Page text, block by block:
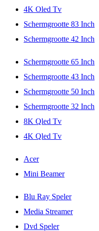
4K Oled Tv
Schermgrootte 83 Inch
Schermgrootte 42 Inch
Schermgrootte 65 Inch
Schermgrootte 43 Inch
Schermgrootte 50 Inch
Schermgrootte 32 Inch
8K Qled Tv
4K Qled Tv
Acer
Mini Beamer
Blu Ray Speler
Media Streamer
Dvd Speler